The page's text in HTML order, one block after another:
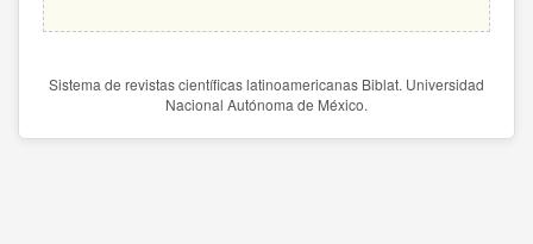
Sistema de revistas científicas latinoamericanas Biblat. Universidad
Nacional Autónoma de México.